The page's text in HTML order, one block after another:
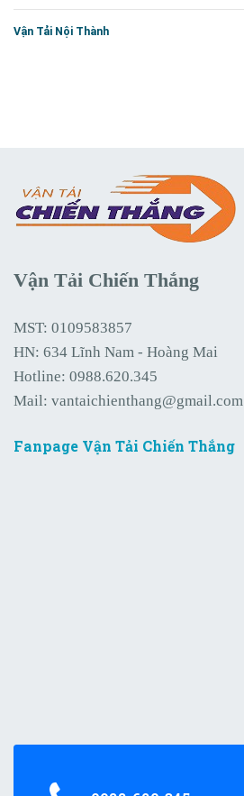
Vận Tải Nội Thành
Vận Tải Chiến Thắng
MST: 0109583857
HN: 634 Lĩnh Nam - Hoàng Mai
Hotline: 0988.620.345
Mail: vantaichienthang@gmail.com
Fanpage Vận Tải Chiến Thắng